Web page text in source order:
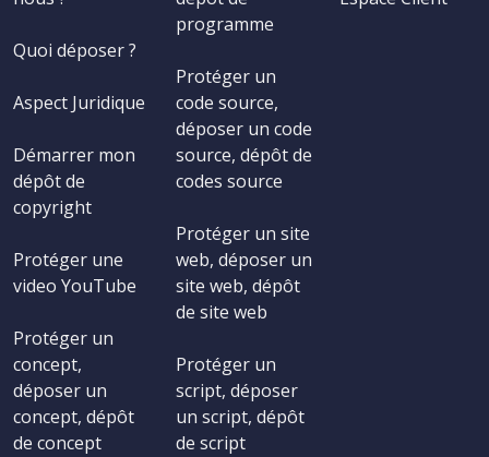
Quoi déposer ?
Aspect Juridique
Démarrer mon
dépôt de
copyright
Protéger une
video YouTube
Protéger un
concept,
déposer un
concept, dépôt
de concept
programme
Protéger un
code source,
déposer un code
source, dépôt de
codes source
Protéger un site
web, déposer un
site web, dépôt
de site web
Protéger un
script, déposer
un script, dépôt
de script